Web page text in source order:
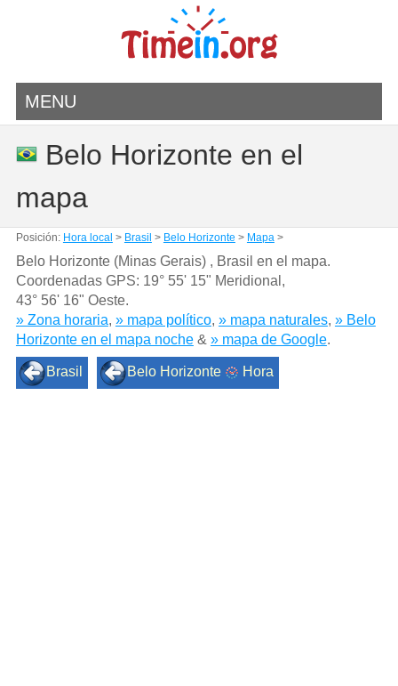
MENU
Belo Horizonte en el
mapa
Posición: Hora local > Brasil > Belo Horizonte > Mapa>
Belo Horizonte (Minas Gerais) , Brasil en el mapa.
Coordenadas GPS: 19° 55' 15" Meridional ,
43° 56' 16" Oeste.
» Zona horaria, » mapa político, » mapa naturales, » Belo
Horizonte en el mapa noche& » mapa de Google.
Brasil Belo Horizonte Hora